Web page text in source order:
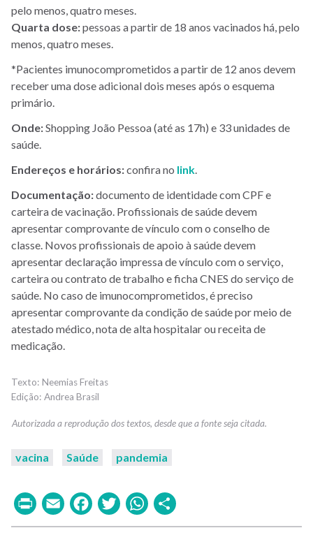
pelo menos, quatro meses.
Quarta dose:pessoas a partir de 18 anos vacinados há, pelo
menos, quatro meses.
*Pacientes imunocomprometidos a partir de 12 anos devem
receber uma dose adicional dois meses após o esquema
primário.
Onde:Shopping João Pessoa (até as 17h) e 33 unidades de
saúde.
Endereços e horários:confira no link
Documentação:documento de identidade com CPF e
carteira de vacinação. Profissionais de saúde devem
apresentar comprovante de vínculo com o conselho de
classe. Novos profissionais de apoio à saúde devem
apresentar declaração impressa de vínculo com o serviço,
carteira ou contrato de trabalho e ficha CNES do serviço de
saúde. No caso de imunocomprometidos, é preciso
apresentar comprovante da condição de saúde por meio de
atestado médico, nota de alta hospitalar ou receita de
medicação.
Neemias Freitas
Andrea Brasil
vacina Saúde pandemia
PrintEmailFacebook
TwitterWhatsApp